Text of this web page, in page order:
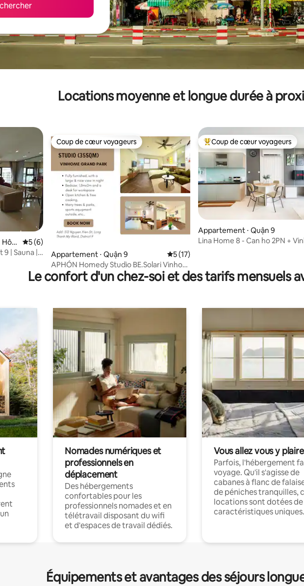
Locations moyenne et longue durée à
Hô-
Évaluation moyenne sur la base de 6 commentaires : 5 sur 5
5 (6)
| Sauna |
Coup de cœur voyageurs
Coup de cœur voyageurs
Appartement ⋅ Quận 9 Évaluation moyenne sur la base de 17
5 (17)
APHÓN Homedy Studio BE.Solari Vinhome –
Taille du lit : 1,80 m
Coups de cœur voyageurs les
Coup de cœur voyageurs
Appartement ⋅ Quận 9
Lina Home 8 - Can ho 2PN +
Le confort d'un chez-soi et des tarifs mensuels
Nomades numériques et
professionnels en
déplacement
Des hébergements
confortables pour les
professionnels nomades et en
télétravail disposant du wifi
et d'espaces de travail dédiés.
Vous allez vous y plaire
Parfois, l'hébergement
voyage. Qu'il s'agisse de
cabanes à flanc de
de péniches tranquilles,
locations sont dotées de
caractéristiques uniques.
Équipements et avantages des séjours